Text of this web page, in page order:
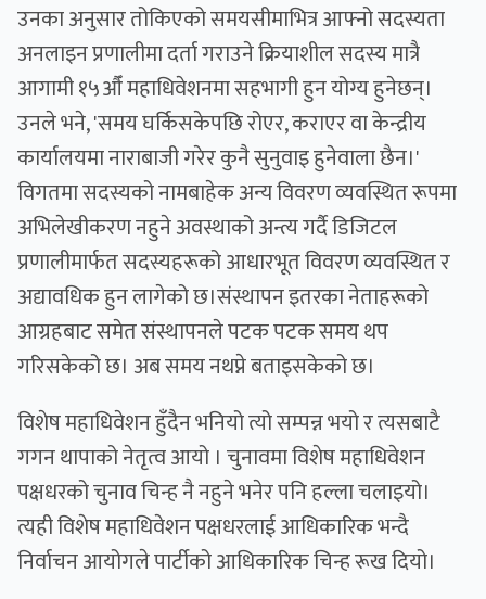
उनका अनुसार तोकिएको समयसीमाभित्र आफ्नो सदस्यता
अनलाइन प्रणालीमा दर्ता गराउने क्रियाशील सदस्य मात्रै
आगामी १५औँ महाधिवेशनमा सहभागी हुन योग्य हुनेछन्।
उनले भने, 'समय घर्किसकेपछि रोएर, कराएर वा केन्द्रीय
कार्यालयमा नाराबाजी गरेर कुनै सुनुवाइ हुनेवाला छैन।'
विगतमा सदस्यको नामबाहेक अन्य विवरण व्यवस्थित रूपमा
अभिलेखीकरण नहुने अवस्थाको अन्त्य गर्दै डिजिटल
प्रणालीमार्फत सदस्यहरूको आधारभूत विवरण व्यवस्थित र
अद्यावधिक हुन लागेको छ।संस्थापन इतरका नेताहरूको
आग्रहबाट समेत संस्थापनले पटक पटक समय थप
गरिसकेको छ। अब समय नथप्ने बताइसकेको छ।
विशेष महाधिवेशन हुँदैन भनियो त्यो सम्पन्न भयो र त्यसबाटै
गगन थापाको नेतृत्व आयो । चुनावमा विशेष महाधिवेशन
पक्षधरको चुनाव चिन्ह नै नहुने भनेर पनि हल्ला चलाइयो।
त्यही विशेष महाधिवेशन पक्षधरलाई आधिकारिक भन्दै
निर्वाचन आयोगले पार्टीको आधिकारिक चिन्ह रूख दियो।